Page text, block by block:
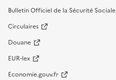
Bulletin Officiel de la Sécurité Sociale
Circulaires
Douane
EUR-lex
Economie.gouv.fr